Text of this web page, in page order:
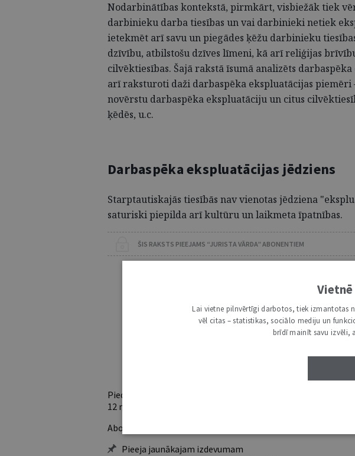
Nodarbinātības kontekstā, pirmkārt, visbiežāk tiek
darbinieku darba tiesības un vai darbinieki netiek
ietekmēt arī savu un piegādes ķēžu darbinieku
dzīvību, atbilstošu dzīves līmeni, kā arī reliģijas
cilvēktiesības. Šajā rakstā īsumā analizēts
arī raksturoti daži darbaspēka ekspluatācijas
novērstu darbaspēka ekspluatāciju un citus
ķēdēs, u.c.
Darbaspēka ekspluatācijas jēdziens
Starptautiskajās tiesībās nav vienotas jēdziena
saturiski piepilda arī kultūru un laikmeta īpatnības.
ŠIS RAKSTS PIEEJAMS “JURISTA VĀRDA” ABONENTIEM
Esošos abonentus lūdzam
Ja vēl neesi abonents, aicinām
Iegūsi tūlītēju piekļuvi digitālajam
Piedāvājam trīs abonementu veidus. Vienam lietotājam
12 mēnešiem).
Abonentu ieguvumi:
Pieeja jaunākajam izdevumam
Lai vietne pilnvērtīgi darbotos, tiek izmantotas
vēl citas – statistikas, sociālo mediju un
brīdī mainīt savu izvēli,